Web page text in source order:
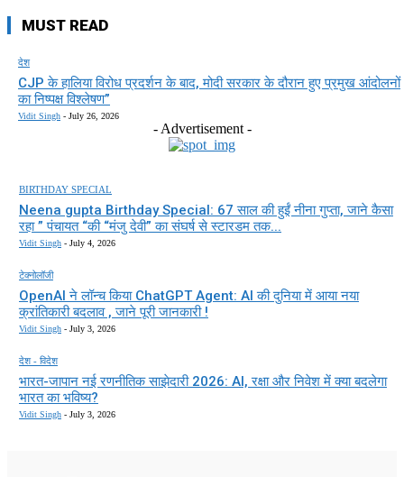
MUST READ
देश
CJP के हालिया विरोध प्रदर्शन के बाद, मोदी सरकार के दौरान हुए प्रमुख आंदोलनों
का निष्पक्ष विश्लेषण”
Vidit Singh - July 26, 2026
- Advertisement -
BIRTHDAY SPECIAL
Neena gupta Birthday Special: 67 साल की हुईं नीना गुप्ता, जाने कैसा
रहा ” पंचायत “की “मंजु देवी” का संघर्ष से स्टारडम तक...
Vidit Singh - July 4, 2026
टेक्नोलॉजी
OpenAI ने लॉन्च किया ChatGPT Agent: AI की दुनिया में आया नया
क्रांतिकारी बदलाव , जाने पूरी जानकारी !
Vidit Singh - July 3, 2026
देश - विदेश
भारत-जापान नई रणनीतिक साझेदारी 2026: AI, रक्षा और निवेश में क्या बदलेगा
भारत का भविष्य?
Vidit Singh - July 3, 2026